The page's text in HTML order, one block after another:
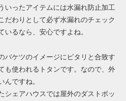
いったアイテムには水漏れ防止加工
だわりとして必ず水漏れのチェック
いるなら、安心ですよね。
バケツのイメージにピタリと合致す
も使われるトタンです。なので、外
んですね。
シェアハウスでは屋外のダストボッ